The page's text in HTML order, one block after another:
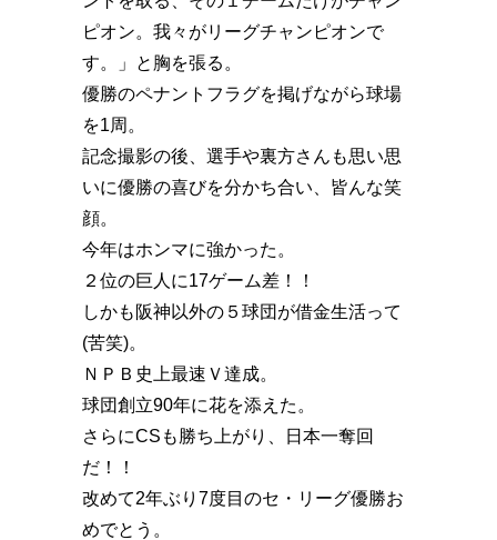
ピオン。我々がリーグチャンピオンで
す。」と胸を張る。
優勝のペナントフラグを掲げながら球場
を1周。
記念撮影の後、選手や裏方さんも思い思
いに優勝の喜びを分かち合い、皆んな笑
顔。
今年はホンマに強かった。
２位の巨人に17ゲーム差！！️
しかも阪神以外の５球団が借金生活って
(苦笑)。
ＮＰＢ史上最速Ｖ達成。
球団創立90年に花を添えた。
さらにCSも勝ち上がり、日本一奪回
だ！！
改めて2年ぶり7度目のセ・リーグ優勝お
めでとう。